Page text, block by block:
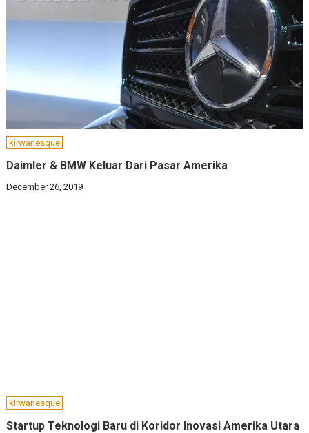
kirwanesque
Daimler & BMW Keluar Dari Pasar Amerika
December 26, 2019
kirwanesque
Startup Teknologi Baru di Koridor Inovasi Amerika Utara